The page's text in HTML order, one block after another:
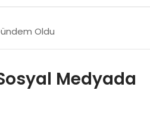
Oldu
Medyada